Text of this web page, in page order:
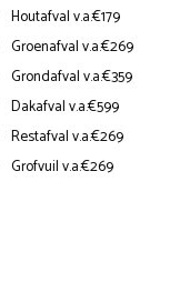
Houtafval v.a.€179
Groenafval v.a.€269
Grondafval v.a.€359
Dakafval v.a.€599
Restafval v.a.€269
Grofvuil v.a.€269